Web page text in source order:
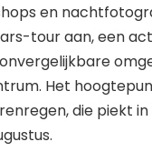
en
tour aan, een
Het
die piekt